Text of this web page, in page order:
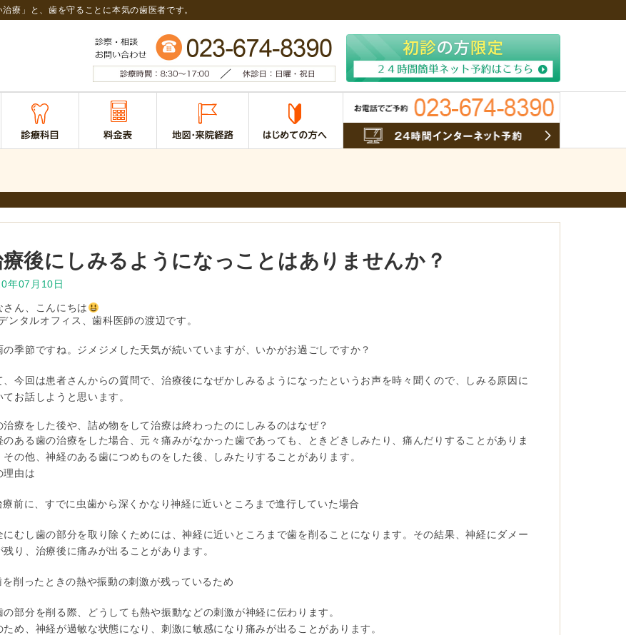
療」と、歯を守ることに本気の歯医者です。
後にしみるようになっことはありませんか？
年07月10日
さん、こんにちは
ンタルオフィス、歯科医師の渡辺です。
の季節ですね。ジメジメした天気が続いていますが、いかがお過ごしですか？
、今回は患者さんからの質問で、治療後になぜかしみるようになったというお声を時々聞くので、しみる原因に
てお話しようと思います。
治療をした後や、詰め物をして治療は終わったのにしみるのはなぜ？
のある歯の治療をした場合、元々痛みがなかった歯であっても、ときどきしみたり、痛んだりすることがありま
その他、神経のある歯につめものをした後、しみたりすることがあります。
理由は
療前に、すでに虫歯から深くかなり神経に近いところまで進行していた場合
にむし歯の部分を取り除くためには、神経に近いところまで歯を削ることになります。その結果、神経にダメー
残り、治療後に痛みが出ることがあります。
を削ったときの熱や振動の刺激が残っているため
の部分を削る際、どうしても熱や振動などの刺激が神経に伝わります。
ため、神経が過敏な状態になり、刺激に敏感になり痛みが出ることがあります。